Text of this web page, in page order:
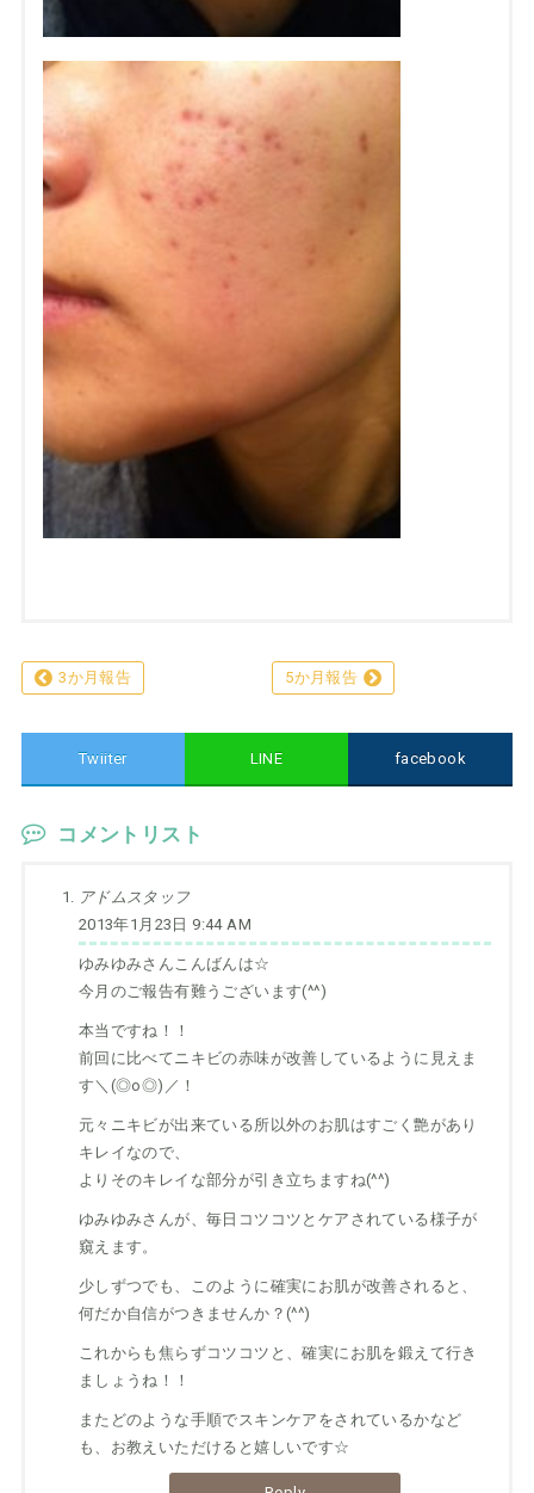
3か月報告 5か月報告
Twiiter LINE facebook
コメントリスト
アドムスタッフ
2013年1月23日 9:44 AM
ゆみゆみさんこんばんは☆
今月のご報告有難うございます(^^)
本当ですね！！
前回に比べてニキビの赤味が改善しているように見えま
す＼(◎o◎)／！
元々ニキビが出来ている所以外のお肌はすごく艶があり
キレイなので、
よりそのキレイな部分が引き立ちますね(^^)
ゆみゆみさんが、毎日コツコツとケアされている様子が
窺えます。
少しずつでも、このように確実にお肌が改善されると、
何だか自信がつきませんか？(^^)
これからも焦らずコツコツと、確実にお肌を鍛えて行き
ましょうね！！
またどのような手順でスキンケアをされているかなど
も、お教えいただけると嬉しいです☆